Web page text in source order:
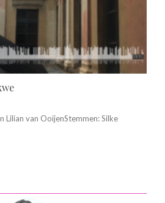
Lilian van OoijenStemmen: Silke